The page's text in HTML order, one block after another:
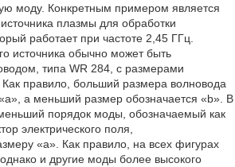
моду. Конкретным примером является
плазмы для обработки
работает при частоте 2,45 ГГц.
источника обычно может быть
типа WR 284, с размерами
правило, больший размера волновода
а меньший размер обозначается «b». В
порядок моды, обозначаемый как
электрического поля,
«a». Как правило, на всех фигурах
и другие моды более высокого